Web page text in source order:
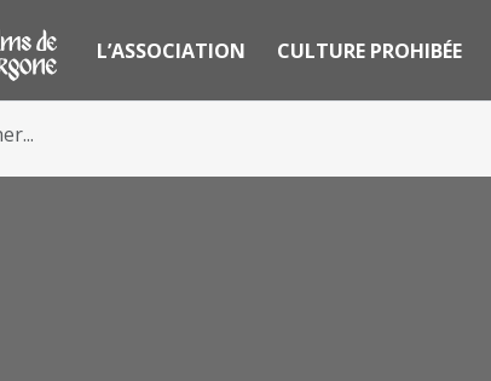
L’ASSOCIATION CULTURE PROHIBÉE